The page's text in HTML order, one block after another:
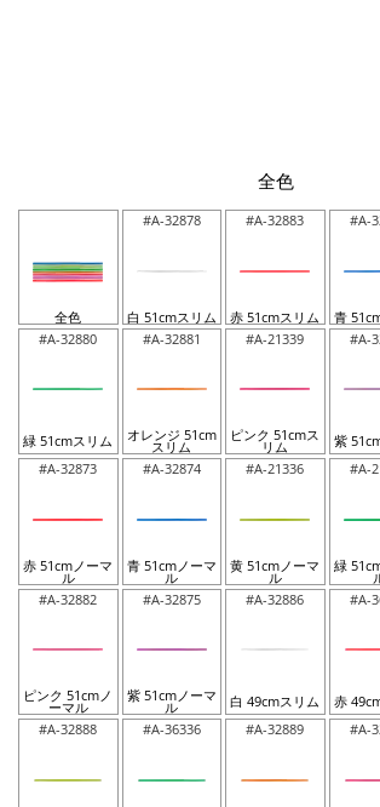
全色
全色
#A-32878
白 51cmスリム
#A-32883
赤 51cmスリム
#A-
青
#A-32880
緑 51cmスリム
#A-32881
オレンジ 51cm
スリム
#A-21339
ピンク 51cmス
リム
#A-
紫
#A-32873
赤 51cmノーマ
ル
#A-32874
青 51cmノーマ
ル
#A-21336
黄 51cmノーマ
ル
#A-
緑
#A-32882
ピンク 51cmノ
ーマル
#A-32875
紫 51cmノーマ
ル
#A-32886
白 49cmスリム
#A-
赤
#A-32888
#A-36336 #A-32889 #A-